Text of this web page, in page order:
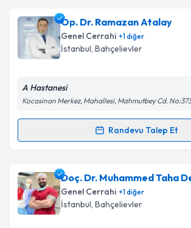
Op. Dr. Ramazan Atalay
Genel Cerrahi +1diğer
İstanbul, Bahçelievler
A Hastanesi
Kocasinan Merkez, Mahallesi, Mahmutbey Cd. No:373
Randevu Talep Et
Randevu Takvimi Talebi
Op. Dr. Ramazan Atalayiçin randevu
oluşturun. Size bu uzmandan randevu
takvim hazırlandığında e-posta ile
Doç. Dr. Muhammed Taha
Genel Cerrahi +1diğer
İstanbul, Bahçelievler